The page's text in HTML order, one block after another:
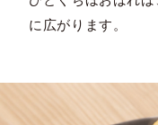
に広がります。